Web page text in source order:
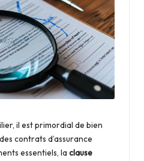
il est primordial de bien
contrats d’assurance
essentiels, la clause